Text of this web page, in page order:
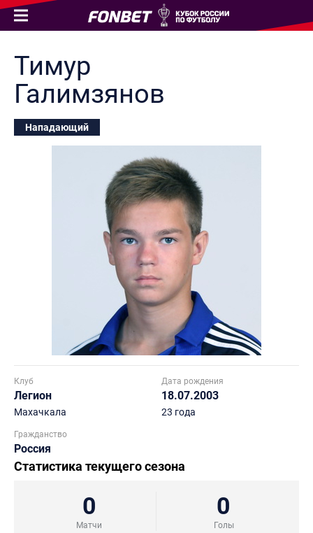
Тимур
Галимзянов
Нападающий
Клуб
Легион
Махачкала
Дата рождения
18.07.2003
23 года
Гражданство
Россия
Статистика текущего сезона
0
Матчи
0
Голы